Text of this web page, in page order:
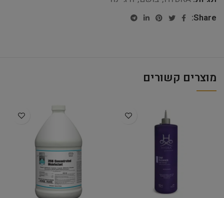
Share:
מוצרים קשורים